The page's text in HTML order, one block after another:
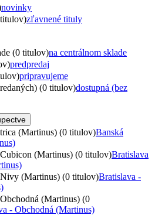
novinky
zľavnené tituly
(0 titulov)na centrálnom sklade
predpredaj
pripravujeme
(0 titulov)dostupná (bez
(Martinus) (0 titulov)Banská
(Martinus) (0 titulov)Bratislava
(Martinus) (0 titulov)Bratislava -
(Martinus) (0
- Obchodná (Martinus)